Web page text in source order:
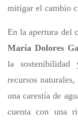
mitigar el cambio
En la apertura del
María Dolores
la
recursos
una carestía de
cuenta con una